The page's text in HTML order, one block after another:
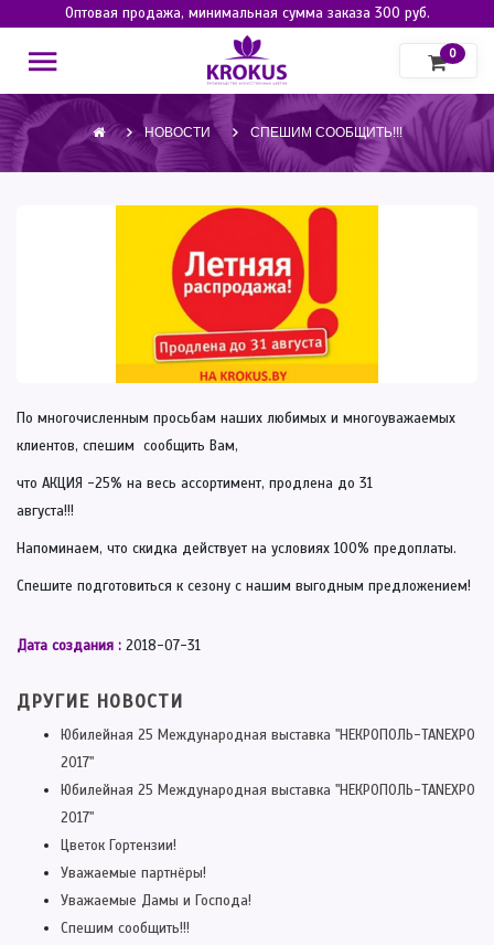
Оптовая продажа, минимальная сумма заказа 300 руб.
0
НОВОСТИ СПЕШИМ СООБЩИТЬ!!!
По многочисленным просьбам наших любимых и многоуважаемых
клиентов, спешим сообщить Вам,
что АКЦИЯ -25% на весь ассортимент, продлена до 31
августа!!!
Напоминаем, что скидка действует на условиях 100% предоплаты.
Спешите подготовиться к сезону с нашим выгодным предложением!
Дата создания : 2018-07-31
ДРУГИЕ НОВОСТИ
Юбилейная 25 Международная выставка "НЕКРОПОЛЬ-TANEXPO
2017"
Юбилейная 25 Международная выставка "НЕКРОПОЛЬ-TANEXPO
2017"
Цветок Гортензии!
Уважаемые партнёры!
Уважаемые Дамы и Господа!
Спешим сообщить!!!